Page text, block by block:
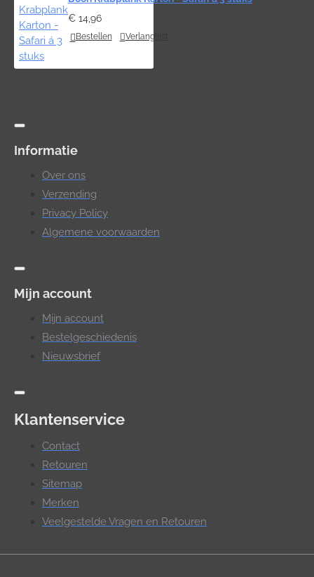
€ 14,96
Bestellen Verlanglijst
Informatie
Over ons
Verzending
Privacy Policy
Algemene voorwaarden
Mijn account
Mijn account
Bestelgeschiedenis
Nieuwsbrief
Klantenservice
Contact
Retouren
Sitemap
Merken
Veelgestelde Vragen en Retouren